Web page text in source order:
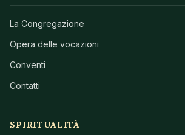
La Congregazione
Opera delle vocazioni
Conventi
Contatti
SPIRITUALITÀ